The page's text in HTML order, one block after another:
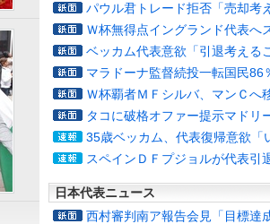
パウル君トレード拒否「売却考
Ｗ杯無得点イングランド代表へ
ベッカム代表意欲「引退考える
マラドーナ監督続投一転国民86
Ｗ杯覇者ＭＦシルバ、マンＣへ
タコに破格オファー提示マドリ
35歳ベッカム、代表復帰意欲「
スペインＤＦプジョルが代表引
日本代表ニュース
西村審判南ア報告会見「目標達